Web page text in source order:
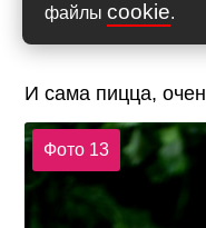
файлы cookie.
И сама пицца,
Фото 13